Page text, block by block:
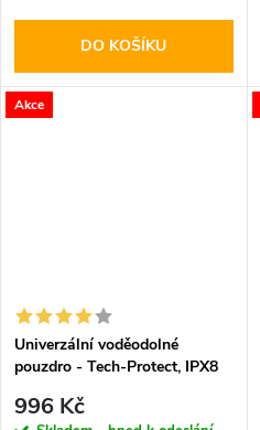
DO KOŠÍKU
Akce
Univerzální voděodolné
pouzdro - Tech-Protect, IPX8
996 Kč